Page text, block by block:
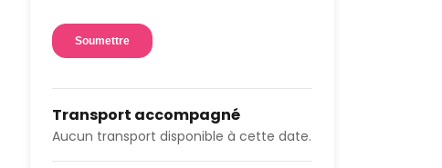
Transport accompagné
Aucun transport disponible à cette date.